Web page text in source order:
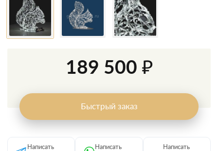
189 500 ₽
Быстрый заказ
Написать
Написать
Написать